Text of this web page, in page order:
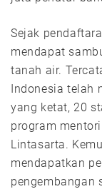
Sejak
mendapat
tanah air.
Indonesia telah
yang ketat, 20
program
Lintasarta.
mendapatkan
pengembangan